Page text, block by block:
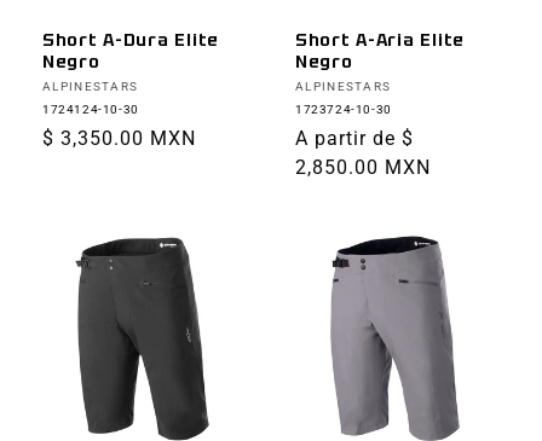
Short A-Dura Elite
Negro
Proveedor:
ALPINESTARS
1724124-10-30
Precio
$ 3,350.00 MXN
Short A-Aria Elite
Negro
Proveedor:
ALPINESTARS
1723724-10-30
Precio
habitual
A partir de $
2,850.00 MXN